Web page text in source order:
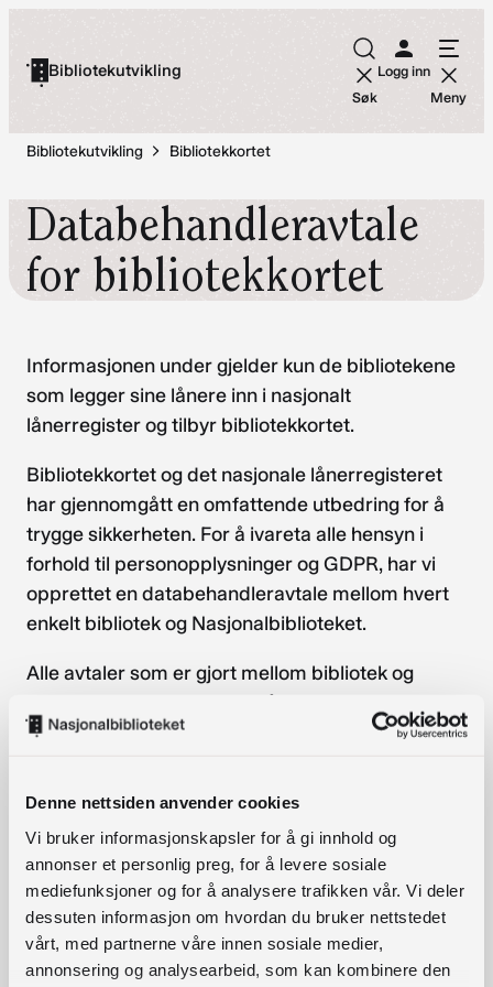
Denne nettsiden anvender cookies
Vi bruker informasjonskapsler for å gi innhold og
annonser et personlig preg, for å levere sosiale
mediefunksjoner og for å analysere trafikken vår. Vi deler
dessuten informasjon om hvordan du bruker nettstedet
vårt, med partnerne våre innen sosiale medier,
annonsering og analysearbeid, som kan kombinere den
innholdBibliotekutvikling
Søk
Logg inn
Meny
Bibliotekutvikling Bibliotekkortet
Databehandleravtale
for bibliotekkortet
Informasjonen under gjelder kun de bibliotekene
som legger sine lånere inn i nasjonalt
lånerregister og tilbyr bibliotekkortet.
Bibliotekkortet og det nasjonale lånerregisteret
har gjennomgått en omfattende utbedring for å
trygge sikkerheten. For å ivareta alle hensyn i
forhold til personopplysninger og GDPR, har vi
opprettet en databehandleravtale mellom hvert
enkelt bibliotek og Nasjonalbiblioteket.
Alle avtaler som er gjort mellom bibliotek og
Nasjonalbiblioteket ligger når som en signert kopi
til Nasjonalbibliotekets arkiv, og en kopi av avtalen
Eksempel på avtalen i pdf-format
Det er bibliotekene som er behandlingsansvarlige
og Nasjonalbiblioteket som er
databehandleren. Noen steder vil det være
biblioteket som inngår slike avtaler, andre steder
må de behandles av andre instanser i